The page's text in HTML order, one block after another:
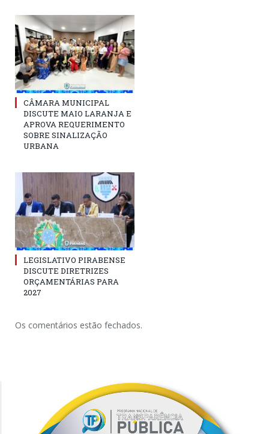
CÂMARA MUNICIPAL
DISCUTE MAIO LARANJA E
APROVA REQUERIMENTO
SOBRE SINALIZAÇÃO
URBANA
LEGISLATIVO PIRABENSE
DISCUTE DIRETRIZES
ORÇAMENTÁRIAS PARA
2027
Os comentários estão fechados.